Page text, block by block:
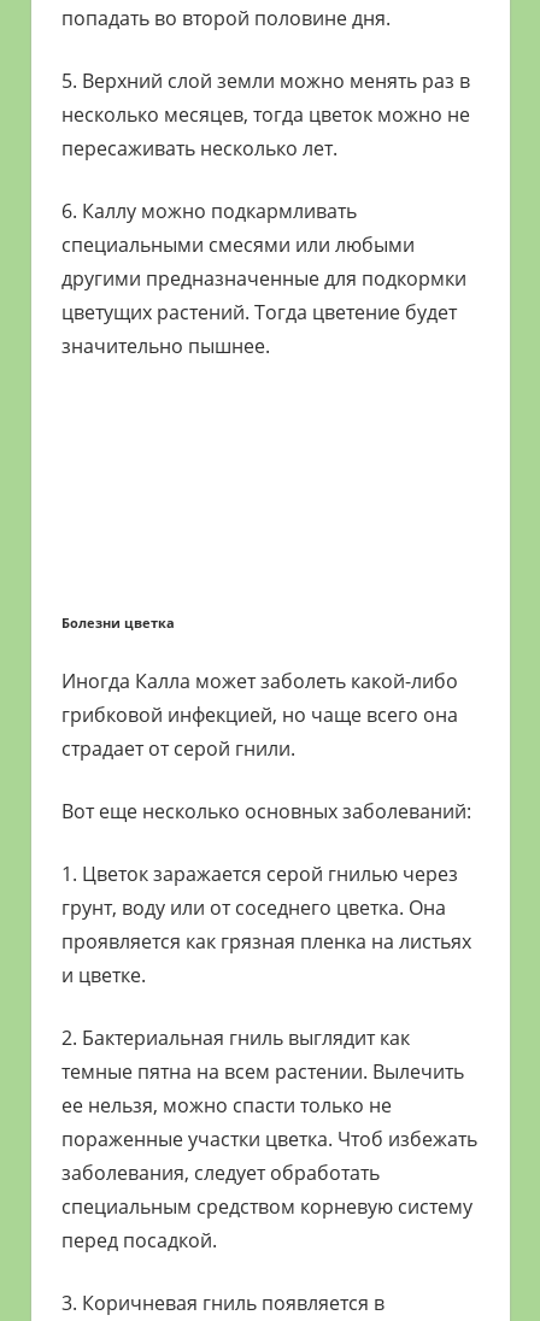
попадать во второй половине дня.
5. Верхний слой земли можно менять раз в
несколько месяцев, тогда цветок можно не
пересаживать несколько лет.
6. Каллу можно подкармливать
специальными смесями или любыми
другими предназначенные для подкормки
цветущих растений. Тогда цветение будет
значительно пышнее.
Болезни цветка
Иногда Калла может заболеть какой-либо
грибковой инфекцией, но чаще всего она
страдает от серой гнили.
Вот еще несколько основных заболеваний:
1. Цветок заражается серой гнилью через
грунт, воду или от соседнего цветка. Она
проявляется как грязная пленка на листьях
и цветке.
2. Бактериальная гниль выглядит как
темные пятна на всем растении. Вылечить
ее нельзя, можно спасти только не
пораженные участки цветка. Чтоб избежать
заболевания, следует обработать
специальным средством корневую систему
перед посадкой.
3. Коричневая гниль появляется в